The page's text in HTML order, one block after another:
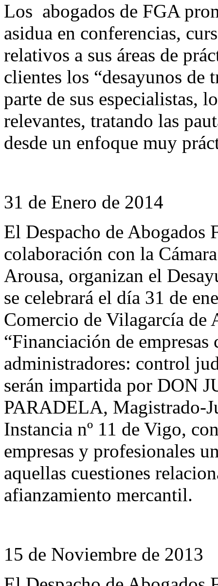
Los abogados de FGA
asidua en conferencias,
relativos a sus áreas de
clientes los “desayunos de
parte de sus especialistas,
relevantes, tratando las
desde un enfoque muy
31 de Enero de 2014
El Despacho de
colaboración con la
Arousa, organizan el
se celebrará el día 31 de
Comercio de Vilagarcía de
“Financiación de
administradores: control
serán impartida por DON
PARADELA, Magistrado-
Instancia nº 11 de Vigo,
empresas y profesionales
aquellas cuestiones
afianzamiento mercantil.
15 de Noviembre de 2013